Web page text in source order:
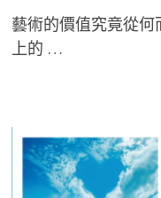
藝術的價值究竟從
上的 …